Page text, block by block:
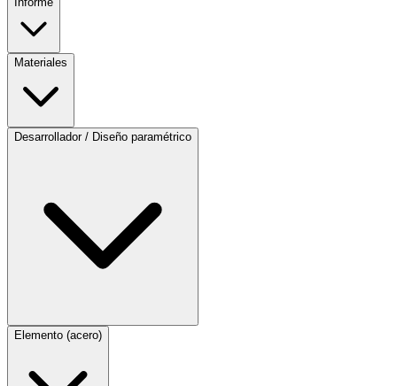
Materiales
Desarrollador / Diseño paramétrico
Elemento (acero)